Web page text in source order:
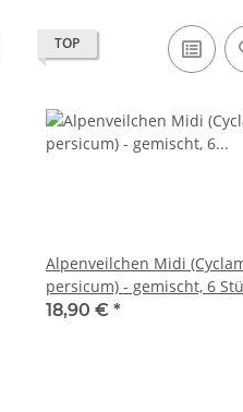
TOP
Alpenveilchen Midi
persicum) - gemischt, 6
18,90 € *